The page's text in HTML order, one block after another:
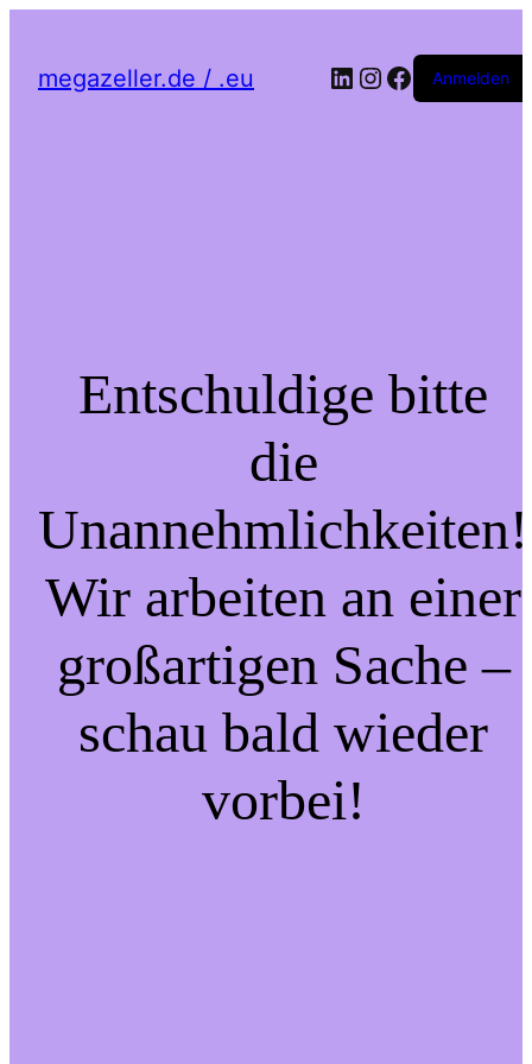
megazeller.de / .eu LinkedIn
Instagram
Facebook
Anmelden
Entschuldige bitte
die
Unannehmlichkeiten!
Wir arbeiten an einer
großartigen Sache –
schau bald wieder
vorbei!